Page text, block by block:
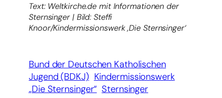
Text: Weltkirche.de mit Informationen der
Sternsinger | Bild: Steffi
Knoor/Kindermissionswerk ‚Die Sternsinger‘
Bund der Deutschen Katholischen
Jugend (BDKJ) Kindermissionswerk
„Die Sternsinger“ Sternsinger